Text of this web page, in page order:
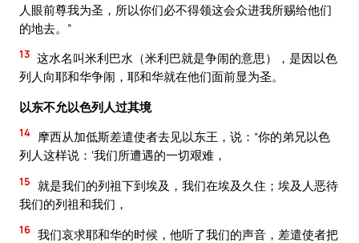
人眼前尊我为圣，所以你们必不得领这会众进我所赐给他们
的地去。”
13 这水名叫米利巴水（米利巴就是争闹的意思），是因以色
列人向耶和华争闹，耶和华就在他们面前显为圣。
以东不允以色列人过其境
14 摩西从加低斯差遣使者去见以东王，说：“你的弟兄以色
列人这样说：‘我们所遭遇的一切艰难，
15 就是我们的列祖下到埃及，我们在埃及久住；埃及人恶待
我们的列祖和我们，
16 我们哀求耶和华的时候，他听了我们的声音，差遣使者把